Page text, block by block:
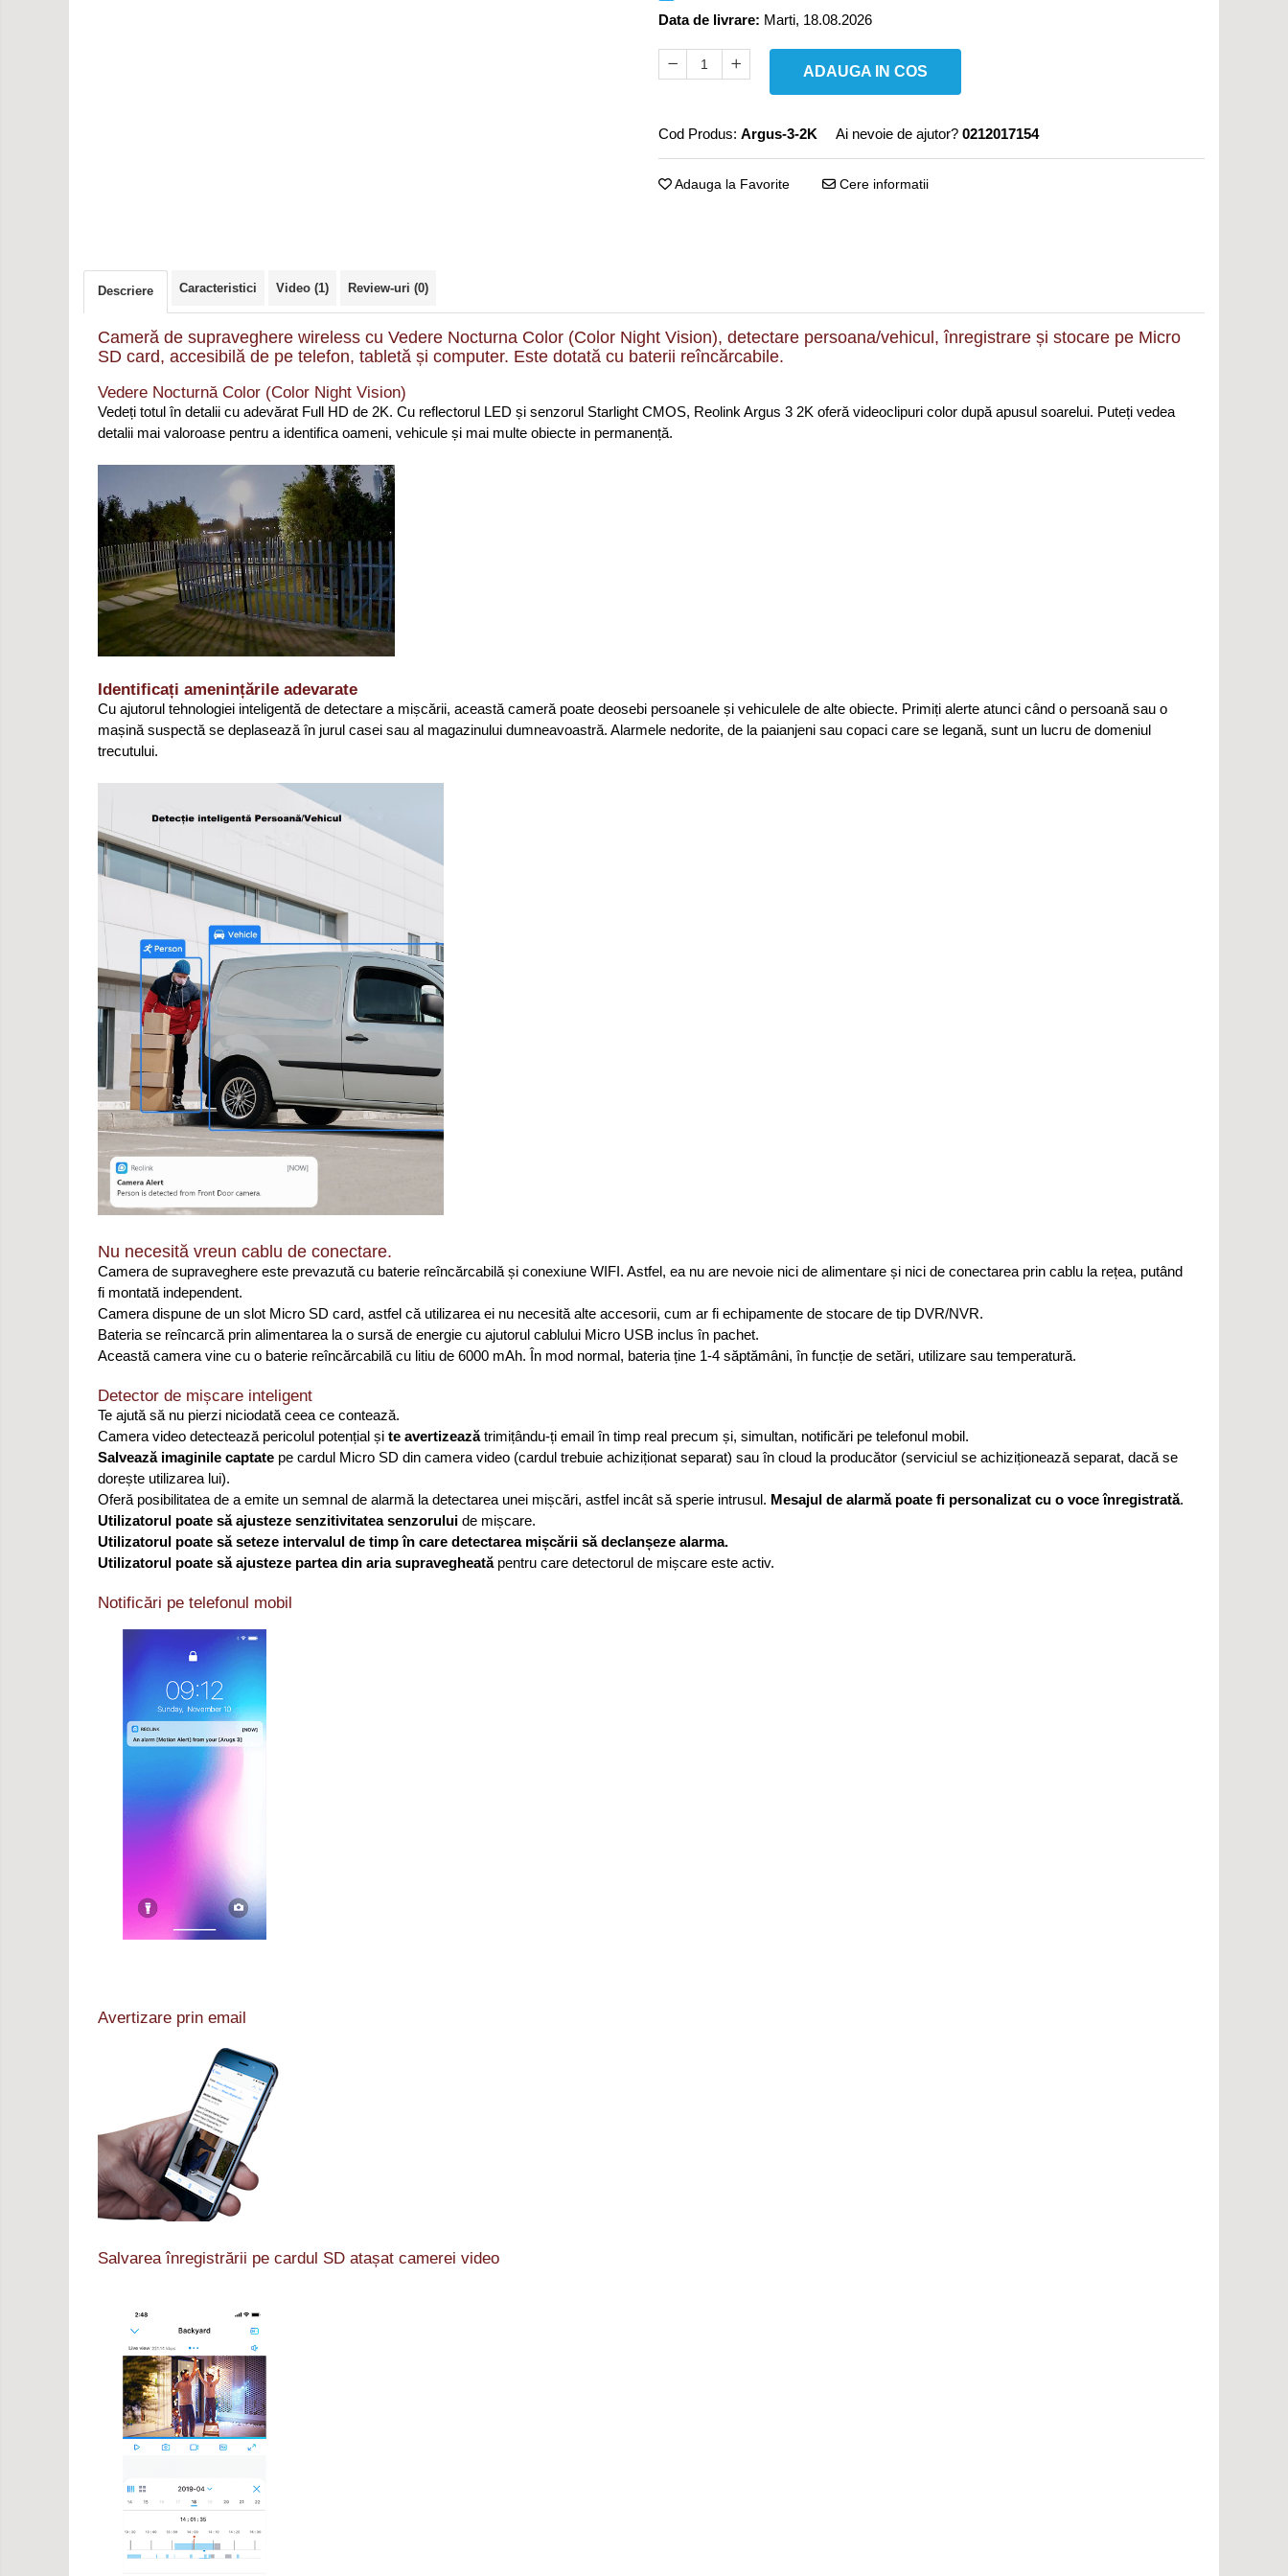
Data de livrare: Marti, 18.08.2026
ADAUGA IN COS
Cod Produs: Argus-3-2K Ai nevoie de ajutor? 0212017154
Adauga la Favorite Cere informatii
Descriere Caracteristici Video (1) Review-uri (0)
Cameră de supraveghere wireless cu Vedere Nocturna Color (Color Night Vision), detectare persoana/vehicul, înregistrare și stocare pe Micro
SD card, accesibilă de pe telefon, tabletă și computer. Este dotată cu baterii reîncărcabile.
Vedere Nocturnă Color (Color Night Vision)
Vedeți totul în detalii cu adevărat Full HD de 2K. Cu reflectorul LED și senzorul Starlight CMOS, Reolink Argus 3 2K oferă videoclipuri color după apusul soarelui. Puteți vedea
detalii mai valoroase pentru a identifica oameni, vehicule și mai multe obiecte in permanență.
Identificați amenințările adevarate
Cu ajutorul tehnologiei inteligentă de detectare a mișcării, această cameră poate deosebi persoanele și vehiculele de alte obiecte. Primiți alerte atunci când o persoană sau o
mașină suspectă se deplasează în jurul casei sau al magazinului dumneavoastră. Alarmele nedorite, de la paianjeni sau copaci care se legană, sunt un lucru de domeniul
trecutului.
Nu necesită vreun cablu de conectare.
Camera de supraveghere este prevazută cu baterie reîncărcabilă și conexiune WIFI. Astfel, ea nu are nevoie nici de alimentare și nici de conectarea prin cablu la rețea, putând
fi montată independent.
Camera dispune de un slot Micro SD card, astfel că utilizarea ei nu necesită alte accesorii, cum ar fi echipamente de stocare de tip DVR/NVR.
Bateria se reîncarcă prin alimentarea la o sursă de energie cu ajutorul cablului Micro USB inclus în pachet.
Această camera vine cu o baterie reîncărcabilă cu litiu de 6000 mAh. În mod normal, bateria ține 1-4 săptămâni, în funcție de setări, utilizare sau temperatură.
Detector de mișcare inteligent
Te ajută să nu pierzi niciodată ceea ce contează.
Camera video detectează pericolul potențial și te avertizeazătrimițându-ți email în timp real precum și, simultan, notificări pe telefonul mobil.
Salvează imaginile captate pe cardul Micro SD din camera video (cardul trebuie achiziționat separat) sau în cloud la producător (serviciul se achiziționează separat, dacă se
dorește utilizarea lui).
Oferă posibilitatea de a emite un semnal de alarmă la detectarea unei mișcări, astfel incât să sperie intrusul. Mesajul de alarmă poate fi personalizat cu o voce înregistrată.
Utilizatorul poate să ajusteze senzitivitatea senzorului de mișcare.
Utilizatorul poate să seteze intervalul de timp în care detectarea mișcării să declanșeze alarma.
Utilizatorul poate să ajusteze partea din aria supravegheatăpentru care detectorul de mișcare este activ.
Notificări pe telefonul mobil
Avertizare prin email
Salvarea înregistrării pe cardul SD atașat camerei video